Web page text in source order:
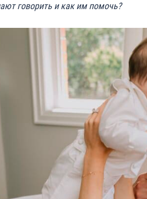
говорить и как им помочь?